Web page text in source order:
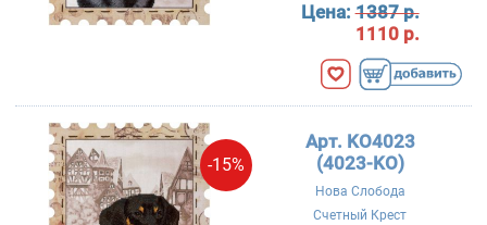
Цена:1387 р.
1110 р.
-15%
Арт. KO4023
(4023-KO)
Нова Слобода
Счетный Крест